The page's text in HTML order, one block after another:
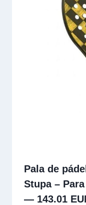
Pala de
Stupa –
— 143.01